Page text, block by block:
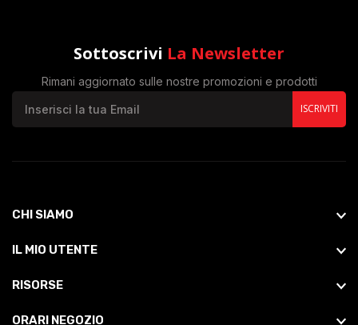
Sottoscrivi La Newsletter
Rimani aggiornato sulle nostre promozioni e prodotti
ISCRIVITI
CHI SIAMO
IL MIO UTENTE
RISORSE
ORARI NEGOZIO